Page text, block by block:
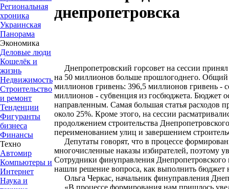
Региональная
хроника
Украинская
Панорама
Экономика
Деловые люди
Кошелёк и
жизнь
Недвижимость
Строительство
и ремонт
Тенденции
Фигуранты
бизнеса
Финансы
Техно
Автомир
Компьютеры и
Интернет
Наука и
днепропетровска
Днепропетровский горсовет на сессии
на 50 миллионов больше прошлогоднего. Общий
миллионов гривень: 396,5 миллионов гривень -
миллионов - субвенция из госбюджета. Бюджет
направленным. Самая большая статья расходов
около 25%. Кроме этого, на сессии
продолжением строительства
переименованием улиц и завершением
Депутаты говорят, что в процессе
многочисленные наказы избирателей, поэтому
Сотрудники финуправления Днепропетровского
нашли решение вопроса, как выполнить бюджет
Ольга Черкас, начальник финуправления
«В процессе формирования нам пришлось